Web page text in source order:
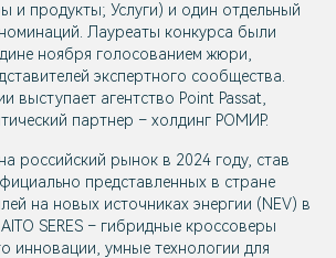
и продукты; Услуги) и один отдельный
Лауреаты конкурса были
ноября голосованием жюри,
экспертного сообщества.
агентство Point Passat,
партнер – холдинг РОМИР.
российский рынок в 2024 году, став
представленных в стране
на новых источниках энергии (NEV) в
SERES – гибридные кроссоверы
инновации, умные технологии для